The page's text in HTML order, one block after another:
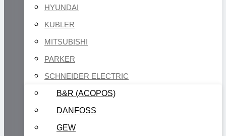
HYUNDAI
KUBLER
MITSUBISHI
PARKER
SCHNEIDER ELECTRIC
B&R (ACOPOS)
DANFOSS
GEW